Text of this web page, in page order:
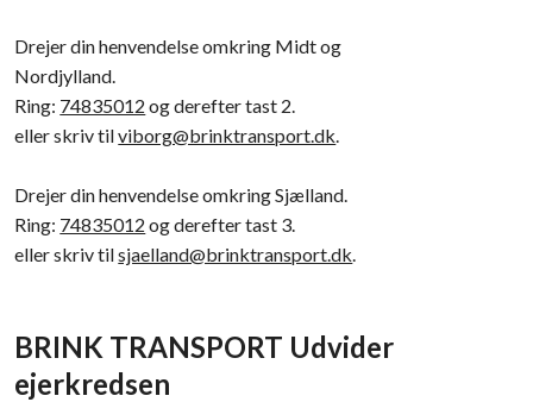
Drejer din henvendelse omkring Midt og
Nordjylland.
Ring: 74835012 og derefter tast 2.
eller skriv tilviborg@brinktransport.dk
Drejer din henvendelse omkring Sjælland.
Ring: 74835012 og derefter tast 3.
eller skriv tilsjaelland@brinktransport.dk
BRINK TRANSPORT Udvider
ejerkredsen